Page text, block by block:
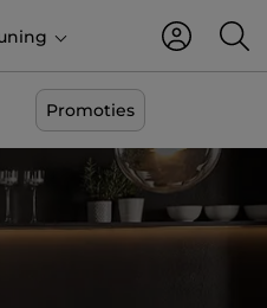
Promoties